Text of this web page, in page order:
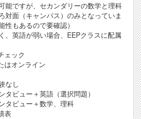
能ですが、セカンダリーの数学と理科
対面（キャンパス）のみとなっていま
性もあるので要確認）
、英語が弱い場合、EEPクラスに配属
ェック
はオンライン
なし
タビュー＋英語（選択問題）
タビュー＋数学、理科
表